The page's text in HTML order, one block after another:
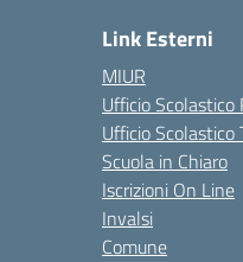
Link Esterni
MIUR
Ufficio Scolastico
Ufficio Scolastico
Scuola in Chiaro
Iscrizioni On Line
Invalsi
Comune